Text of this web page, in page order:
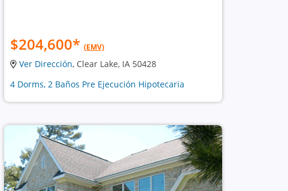
$204,600* (EMV)
Ver Dirección, Clear Lake, IA 50428
4 Dorms, 2 Baños Pre Ejecución Hipotecaria